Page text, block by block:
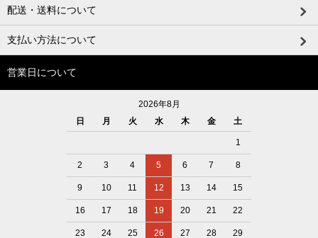
配送・送料について
支払い方法について
営業日について
2026年8月
日
月 火 水 木 金 土
1
2 3 4 5 6 7 8
9 10 11 12 13 14 15
16 17 18 19 20 21 22
23 24 25 26 27 28 29